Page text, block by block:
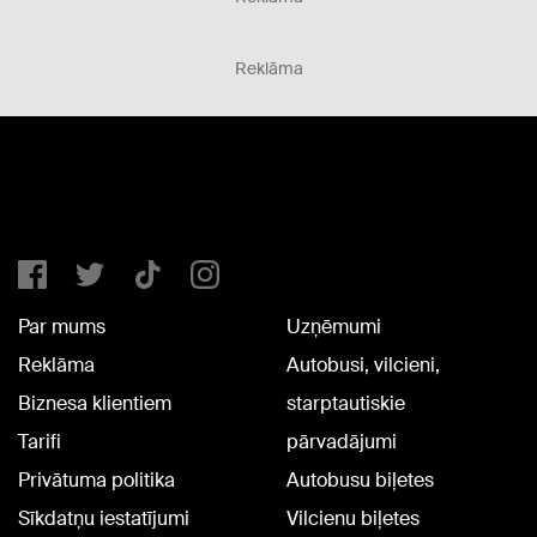
Reklāma
Par mums
Reklāma
Biznesa klientiem
Tarifi
Privātuma politika
Sīkdatņu iestatījumi
Uzņēmumi
Autobusi, vilcieni,
starptautiskie
pārvadājumi
Autobusu biļetes
Vilcienu biļetes